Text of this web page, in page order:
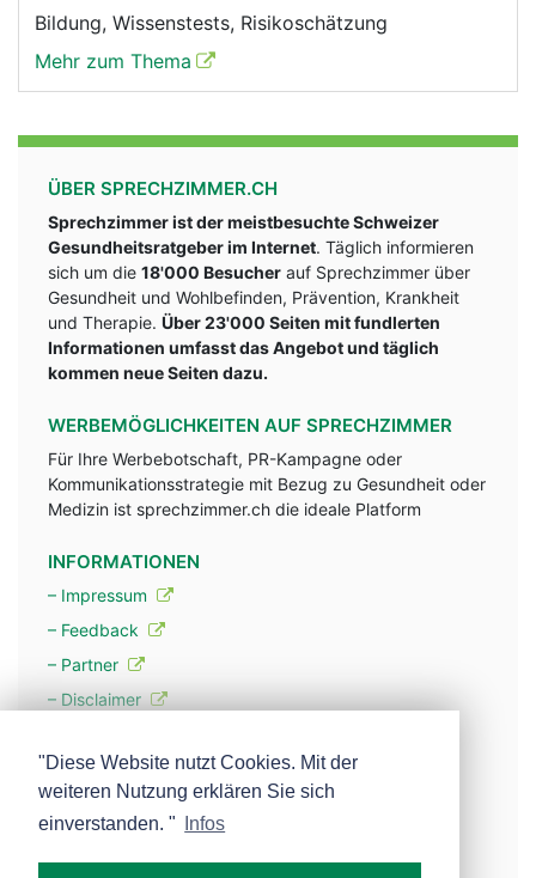
Bildung, Wissenstests, Risikoschätzung
Mehr zum Thema
ÜBER SPRECHZIMMER.CH
Sprechzimmer ist der meistbesuchte Schweizer
Gesundheitsratgeber im Internet. Täglich informieren
sich um die 18'000 Besucher auf Sprechzimmer über
Gesundheit und Wohlbefinden, Prävention, Krankheit
und Therapie. Über 23'000 Seiten mit fundlerten
Informationen umfasst das Angebot und täglich
kommen neue Seiten dazu.
WERBEMÖGLICHKEITEN AUF SPRECHZIMMER
Für Ihre Werbebotschaft, PR-Kampagne oder
Kommunikationsstrategie mit Bezug zu Gesundheit oder
Medizin ist sprechzimmer.ch die ideale Platform
INFORMATIONEN
– Impressum
– Feedback
– Partner
– Disclaimer
– Werbung
– Mehr über unsere Experten
"Diese Website nutzt Cookies. Mit der
weiteren Nutzung erklären Sie sich
einverstanden. "
Infos